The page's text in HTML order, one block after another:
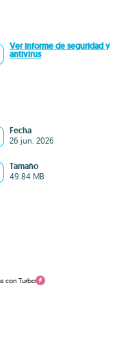
Ver informe de seguridad y
antivirus
Fecha
26 jun. 2026
Tamaño
49.84 MB
con Turbo